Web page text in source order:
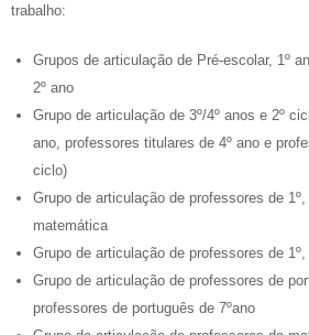
trabalho:
Grupos de articulação de Pré-escolar, 1º
2º ano
Grupo de articulação de 3º/4º anos e 2º
ano, professores titulares de 4º ano e
ciclo)
Grupo de articulação de professores de
matemática
Grupo de articulação de professores de
Grupo de articulação de professores de
professores de português de 7ºano